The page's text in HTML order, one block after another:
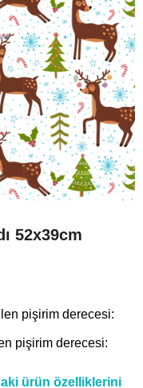
52x39cm
pişirim derecesi:
pişirim derecesi:
ürün özelliklerini